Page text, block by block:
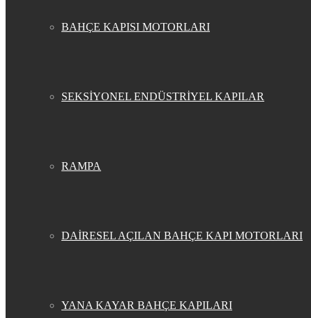
BAHÇE KAPISI MOTORLARI
SEKSİYONEL ENDÜSTRİYEL KAPILAR
RAMPA
DAİRESEL AÇILAN BAHÇE KAPI MOTORLARI
YANA KAYAR BAHÇE KAPILARI